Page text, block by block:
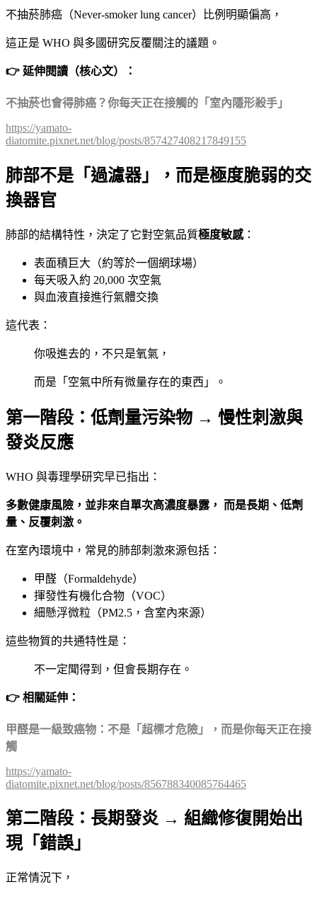
不抽菸肺癌（Never-smoker lung cancer）比例明顯偏高，
這正是 WHO 與多國研究反覆關注的議題。
👉 延伸閱讀（核心文）：
不抽菸也會得肺癌？你每天正在接觸的「室內隱形殺手」
https://yamato-
diatomite.pixnet.net/blog/posts/857427408217849155
肺部不是「過濾器」，而是極度脆弱的交
換器官
肺部的結構特性，決定了它對空氣品質極度敏感：
表面積巨大（約等於一個網球場）
每天吸入約 20,000 次空氣
與血液直接進行氣體交換
這代表：
你吸進去的，不只是氧氣，
而是「空氣中所有微量存在的東西」。
第一階段：低劑量污染物 → 慢性刺激與
發炎反應
WHO 與毒理學研究早已指出：
多數健康風險，並非來自單次高濃度暴露， 而是長期、低劑
量、反覆刺激。
在室內環境中，常見的肺部刺激來源包括：
甲醛（Formaldehyde）
揮發性有機化合物（VOC）
細懸浮微粒（PM2.5，含室內來源）
這些物質的共通特性是：
不一定聞得到，但會長期存在。
👉 相關延伸：
甲醛是一級致癌物：不是「超標才危險」，而是你每天正在接
觸
https://yamato-
diatomite.pixnet.net/blog/posts/856788340085764465
第二階段：長期發炎 → 組織修復開始出
現「錯誤」
正常情況下，